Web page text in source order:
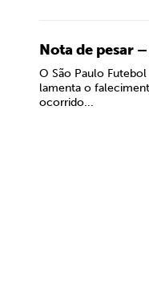
Nota de pesar
O São Paulo
lamenta o
ocorrido...